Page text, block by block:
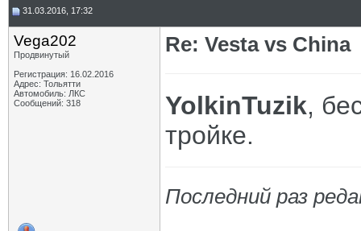
31.03.2016, 17:32
Vega202
Продвинутый
Регистрация: 16.02.2016
Адрес: Тольятти
Автомобиль: ЛКС
Сообщений: 318
Re: Vesta vs China
YolkinTuzik,
тройке.
Последний раз